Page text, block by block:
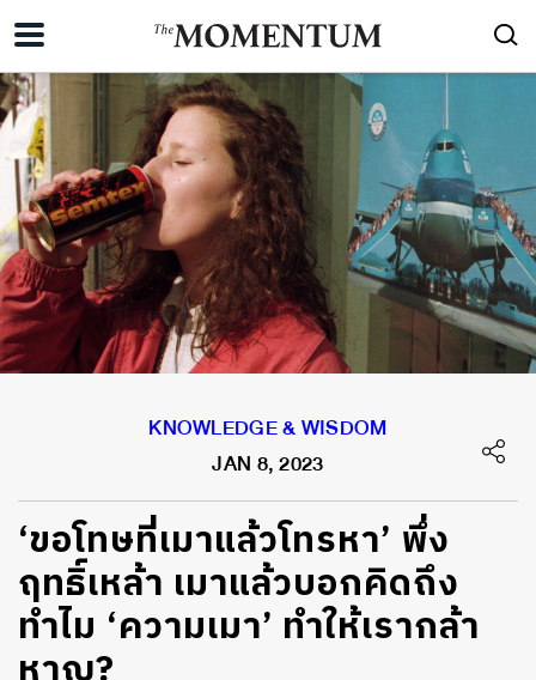
KNOWLEDGE & WISDOM
JAN 8, 2023
‘ขอโทษที่เมาแล้วโทรหา’ พึ่ง
ฤทธิ์เหล้า เมาแล้วบอกคิดถึง
ทำไม ‘ความเมา’ ทำให้เรากล้า